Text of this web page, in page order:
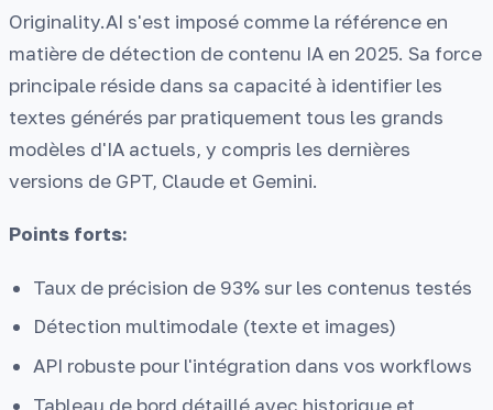
Originality.AI s'est imposé comme la référence en
matière de détection de contenu IA en 2025. Sa force
principale réside dans sa capacité à identifier les
textes générés par pratiquement tous les grands
modèles d'IA actuels, y compris les dernières
versions de GPT, Claude et Gemini.
Points forts:
Taux de précision de 93% sur les contenus testés
Détection multimodale (texte et images)
API robuste pour l'intégration dans vos workflows
Tableau de bord détaillé avec historique et